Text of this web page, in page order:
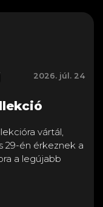
2026. júl. 24
vártál,
29-én érkeznek a
a legújabb